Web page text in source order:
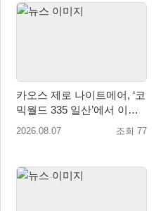
카오스 제로 나이트메어, ‘코
믹월드 335 일산’에서 이용
자 소통 예고
2026.08.07 조회 77